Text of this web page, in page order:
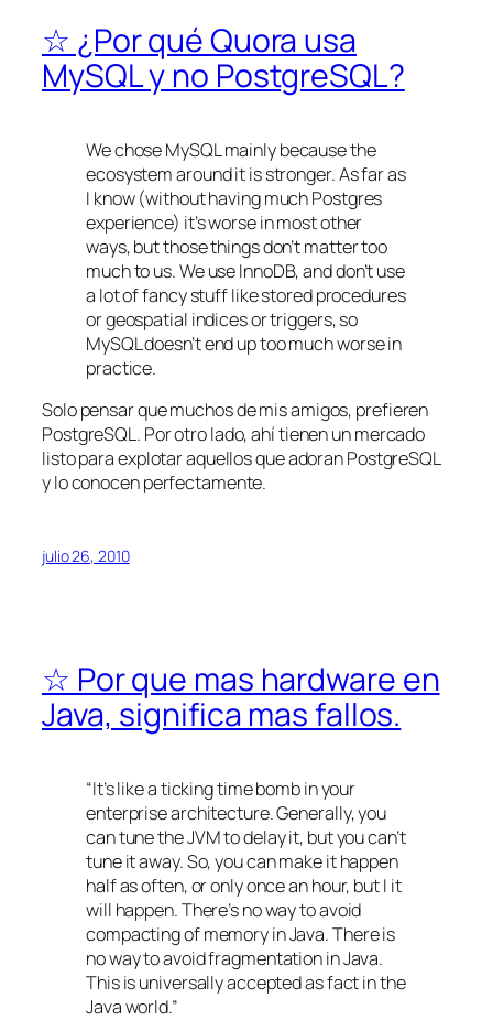
☆ ¿Por qué Quora usa
MySQL y no PostgreSQL?
We chose MySQL mainly because the
ecosystem around it is stronger. As far as
I know (without having much Postgres
experience) it’s worse in most other
ways, but those things don’t matter too
much to us. We use InnoDB, and don’t use
a lot of fancy stuff like stored procedures
or geospatial indices or triggers, so
MySQL doesn’t end up too much worse in
practice.
Solo pensar que muchos de mis amigos, prefieren
PostgreSQL. Por otro lado, ahí tienen un mercado
listo para explotar aquellos que adoran PostgreSQL
y lo conocen perfectamente.
julio 26, 2010
☆ Por que mas hardware en
Java, significa mas fallos.
“It’s like a ticking time bomb in your
enterprise architecture. Generally, you
can tune the JVM to delay it, but you can’t
tune it away. So, you can make it happen
half as often, or only once an hour, but I it
will happen. There’s no way to avoid
compacting of memory in Java. There is
no way to avoid fragmentation in Java.
This is universally accepted as fact in the
Java world.”